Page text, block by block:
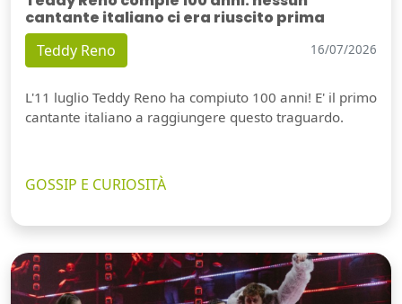
cantante italiano ci era riuscito prima
Teddy Reno 16/07/2026
L'11 luglio Teddy Reno ha compiuto 100 anni! E' il primo
cantante italiano a raggiungere questo traguardo.
GOSSIP E CURIOSITÀ